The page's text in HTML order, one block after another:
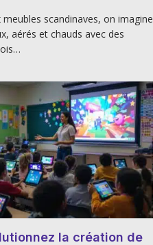
scandinaves, on imagine
aérés et chauds avec des
la création de